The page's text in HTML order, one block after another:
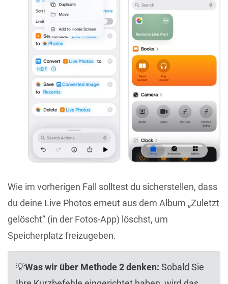
Wie im vorherigen Fall solltest du sicherstellen, dass
du deine Live Photos erneut aus dem Album „Zuletzt
gelöscht“ (in der Fotos-App) löschst, um
Speicherplatz freizugeben.
💡Was wir über Methode 2 denken: Sobald Sie